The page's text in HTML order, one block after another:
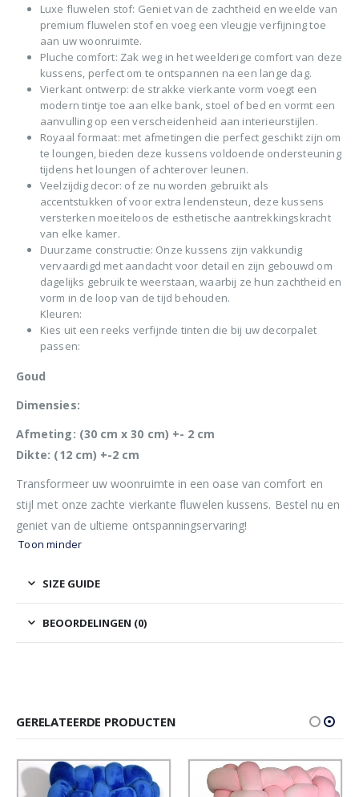
Luxe fluwelen stof: Geniet van de zachtheid en weelde van
premium fluwelen stof en voeg een vleugje verfijning toe
aan uw woonruimte.
Pluche comfort: Zak weg in het weelderige comfort van deze
kussens, perfect om te ontspannen na een lange dag.
Vierkant ontwerp: de strakke vierkante vorm voegt een
modern tintje toe aan elke bank, stoel of bed en vormt een
aanvulling op een verscheidenheid aan interieurstijlen.
Royaal formaat: met afmetingen die perfect geschikt zijn om
te loungen, bieden deze kussens voldoende ondersteuning
tijdens het loungen of achterover leunen.
Veelzijdig decor: of ze nu worden gebruikt als
accentstukken of voor extra lendensteun, deze kussens
versterken moeiteloos de esthetische aantrekkingskracht
van elke kamer.
Duurzame constructie: Onze kussens zijn vakkundig
vervaardigd met aandacht voor detail en zijn gebouwd om
dagelijks gebruik te weerstaan, waarbij ze hun zachtheid en
vorm in de loop van de tijd behouden.
Kleuren:
Kies uit een reeks verfijnde tinten die bij uw decorpalet
passen:
Goud
Dimensies:
Afmeting: (30 cm x 30 cm) +- 2 cm
Dikte: (12 cm) +-2 cm
Transformeer uw woonruimte in een oase van comfort en
stijl met onze zachte vierkante fluwelen kussens. Bestel nu en
geniet van de ultieme ontspanningservaring!
Toon minder
SIZE GUIDE
BEOORDELINGEN (0)
GERELATEERDE PRODUCTEN